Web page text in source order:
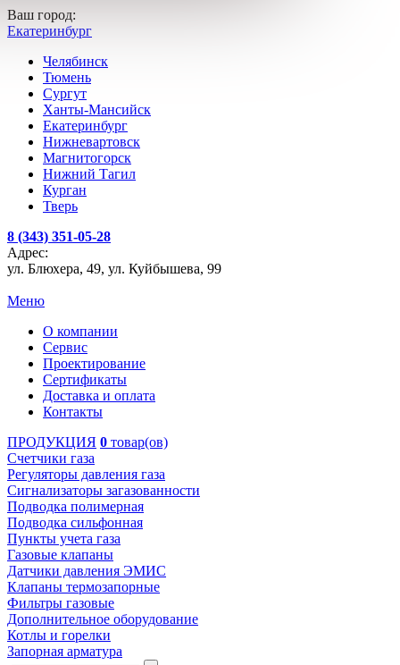
Ваш город:
Екатеринбург
Челябинск
Тюмень
Сургут
Ханты-Мансийск
Екатеринбург
Нижневартовск
Магнитогорск
Нижний Тагил
Курган
Тверь
8 (343) 351-05-28
Адрес:
ул. Блюхера, 49, ул. Куйбышева, 99
Меню
О компании
Сервис
Проектирование
Сертификаты
Доставка и оплата
Контакты
ПРОДУКЦИЯ 0 товар(ов)
Счетчики газа
Регуляторы давления газа
Сигнализаторы загазованности
Подводка полимерная
Подводка сильфонная
Пункты учета газа
Газовые клапаны
Датчики давления ЭМИС
Клапаны термозапорные
Фильтры газовые
Дополнительное оборудование
Котлы и горелки
Запорная арматура